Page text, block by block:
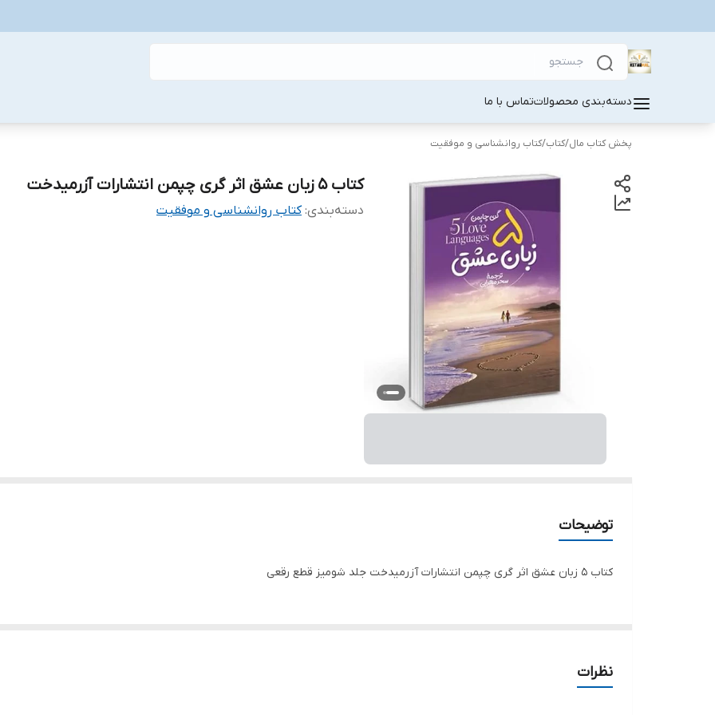
دسته‌بندی محصولاتتماس با ما
پخش کتاب مال/کتاب/کتاب روانشناسی و موفقیت
کتاب 5 زبان عشق اثر گری چپمن انتشارات آزرمیدخت
دسته‌بندی:کتاب روانشناسی و موفقیت
توضیحات
کتاب 5 زبان عشق اثر گری چپمن انتشارات آزرمیدخت جلد شومیز قطع رقعی
نظرات